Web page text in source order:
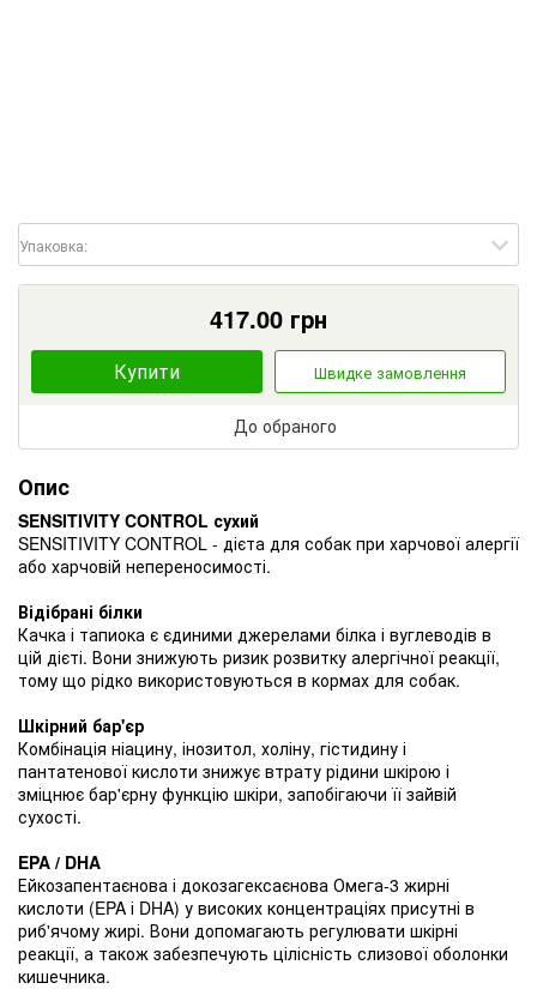
Упаковка:
417.00 грн
Купити Швидке замовлення
До обраного
Опис
SENSITIVITY CONTROL сухий
SENSITIVITY CONTROL - дієта для собак при харчової алергії
або харчовій непереносимості.
Відібрані білки
Качка і тапиока є єдиними джерелами білка і вуглеводів в
цій дієті. Вони знижують ризик розвитку алергічної реакції,
тому що рідко використовуються в кормах для собак.
Шкірний бар'єр
Комбінація ніацину, інозитол, холіну, гістидину і
пантатенової кислоти знижує втрату рідини шкірою і
зміцнює бар'єрну функцію шкіри, запобігаючи її зайвій
сухості.
EPA / DHA
Ейкозапентаєнова і докозагексаєнова Омега-3 жирні
кислоти (EPA і DHA) у високих концентраціях присутні в
риб'ячому жирі. Вони допомагають регулювати шкірні
реакції, а також забезпечують цілісність слизової оболонки
кишечника.